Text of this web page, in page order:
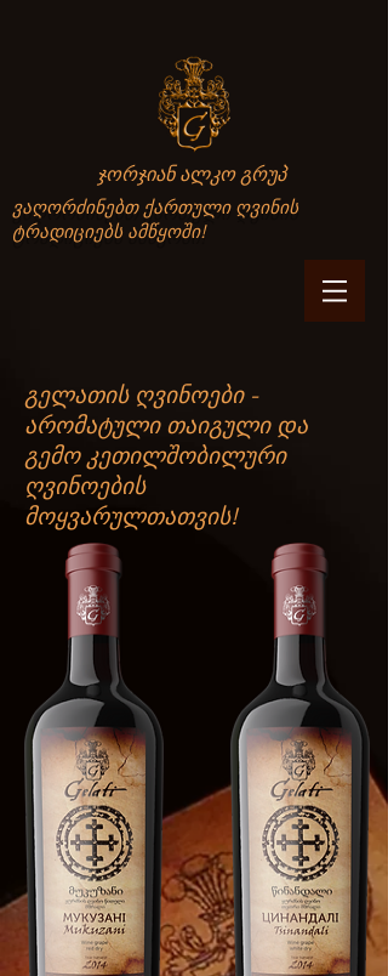
ჯორჯიან ალკო გრუპ
ვაღორძინებთ ქართული ღვინის
ტრადიციებს ამწყოში!
გელათის ღვინოები -
არომატული თაიგული და
გემო კეთილშობილური
ღვინოების
მოყვარულთათვის!